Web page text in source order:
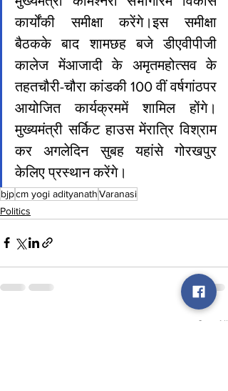
कार्योंकी समीक्षा करेंगे।इस समीक्षा
बैठकके बाद शामछह बजे डीएवीपीजी
कालेज मेंआजादी के अमृतमहोत्सव के
तहतचौरी-चौरा कांडकी 100 वीं वर्षगांठपर
आयोजित कार्यक्रममें शामिल होंगे।
मुख्यमंत्री सर्किट हाउस मेंरात्रि विश्राम
कर अगलेदिन सुबह यहांसे गोरखपुर
केलिए प्रस्थान करेंगे।
bjpcm yogi adityanathVaranasi
Politics
See All